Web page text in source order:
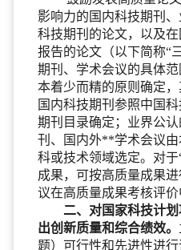
影响力的国内科技期刊
科技期刊的论文，以及
报告的论文（以下简称“
期刊、学术会议的具体
本着少而精的原则确定
国内科技期刊参照中国
期刊目录确定；业界公
刊、国内外**学术会议
科或技术领域选定。对
成果，可按高质量成果
议在高质量成果考核评价
二、对国家科技计
出创新质量和综合绩效。
题）可行性和先进性进